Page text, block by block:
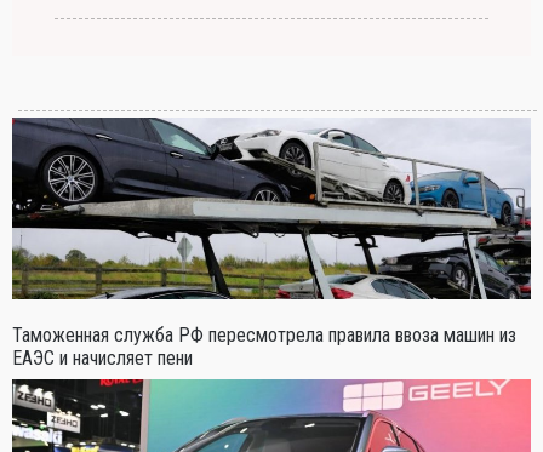
Таможенная служба РФ пересмотрела правила ввоза машин из
ЕАЭС и начисляет пени